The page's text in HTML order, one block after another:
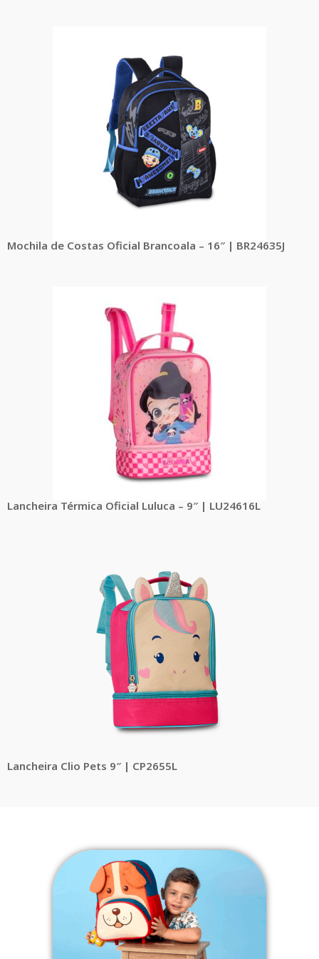
Mochila de Costas Oficial Brancoala – 16″ | BR24635J
Lancheira Térmica Oficial Luluca – 9″ | LU24616L
Lancheira Clio Pets 9″ | CP2655L